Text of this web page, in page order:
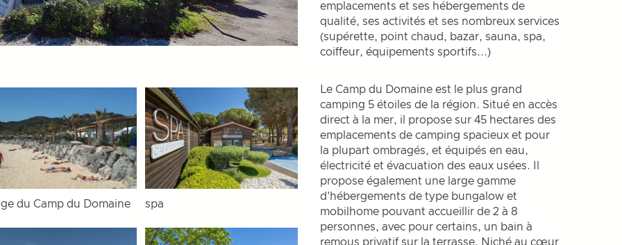
du Camp du Domaine spa
emplacements et ses hébergements de
qualité, ses activités et ses nombreux services
(supérette, point chaud, bazar, sauna, spa,
coiffeur, équipements sportifs...)
Le Camp du Domaine est le plus grand
camping 5 étoiles de la région. Situé en accès
direct à la mer, il propose sur 45 hectares des
emplacements de camping spacieux et pour
la plupart ombragés, et équipés en eau,
électricité et évacuation des eaux usées. Il
propose également une large gamme
d'hébergements de type bungalow et
mobilhome pouvant accueillir de 2 à 8
personnes, avec pour certains, un bain à
remous privatif sur la terrasse. Niché au cœur